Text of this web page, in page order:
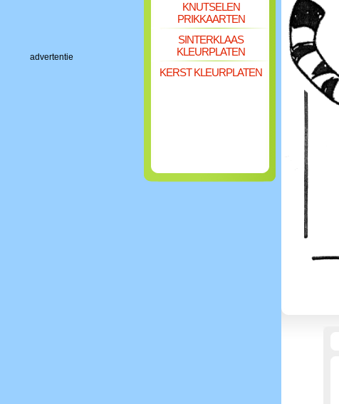
advertentie
KNUTSELEN
PRIKKAARTEN
SINTERKLAAS
KLEURPLATEN
KERST KLEURPLATEN